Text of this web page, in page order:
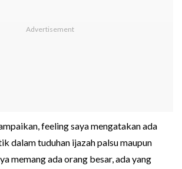
feeling saya mengatakan ada
dalam tuduhan ijazah palsu maupun
memang ada orang besar, ada yang